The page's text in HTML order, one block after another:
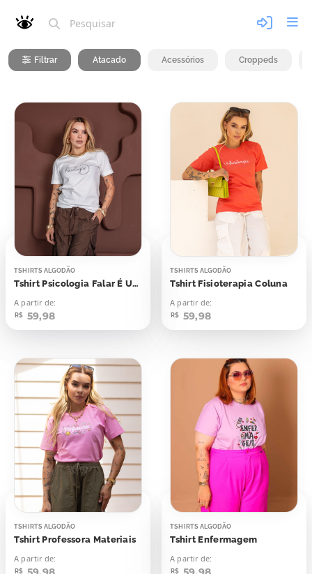
Filtrar Atacado Acessórios Croppeds
TSHIRTS ALGODÃO
Tshirt Psicologia Falar É Uma Necessidade
A partir de:
R$ 59,98
TSHIRTS ALGODÃO
Tshirt Fisioterapia Coluna
A partir de:
R$ 59,98
TSHIRTS ALGODÃO
Tshirt Professora Materiais
A partir de:
R$
TSHIRTS ALGODÃO
Tshirt Enfermagem
A partir de:
R$